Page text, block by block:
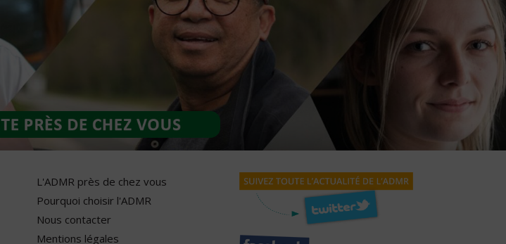
L'ADMR près de chez vous
Pourquoi choisir l'ADMR
Nous contacter
Mentions légales